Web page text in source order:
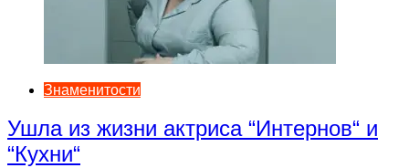
Знаменитости
Ушла из жизни актриса “Интернов“ и
“Кухни“